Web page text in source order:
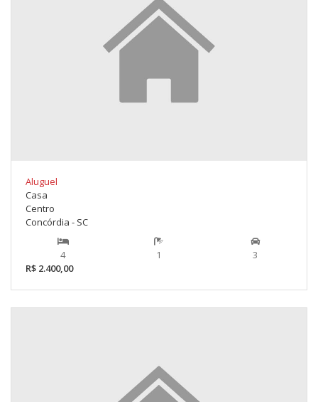
Aluguel
Casa
Centro
Concórdia - SC
4 1
3
R$ 2.400,00